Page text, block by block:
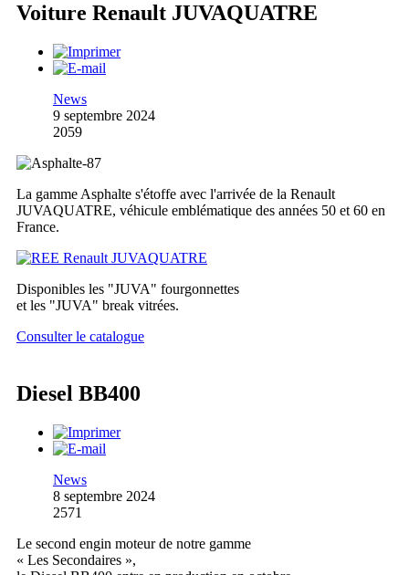
Voiture Renault JUVAQUATRE
News
9 septembre 2024
2059
La gamme Asphalte s'étoffe avec l'arrivée de la Renault
JUVAQUATRE, véhicule emblématique des années 50 et 60 en
France.
Disponibles les "JUVA" fourgonnettes
et les "JUVA" break vitrées.
Consulter le catalogue
Diesel BB400
News
8 septembre 2024
2571
Le second engin moteur de notre gamme
« Les Secondaires »,